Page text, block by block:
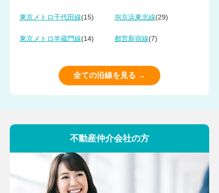
東京メトロ千代田線(15) JR京浜東北線(29)
東京メトロ半蔵門線(14) 都営新宿線(7)
全ての沿線を見る →
不動産仲介会社の方